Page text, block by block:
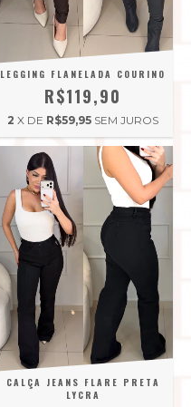
LEGGING FLANELADA COURINO
R$119,90
2 X DE R$59,95 SEM JUROS
CALÇA JEANS FLARE PRETA
LYCRA